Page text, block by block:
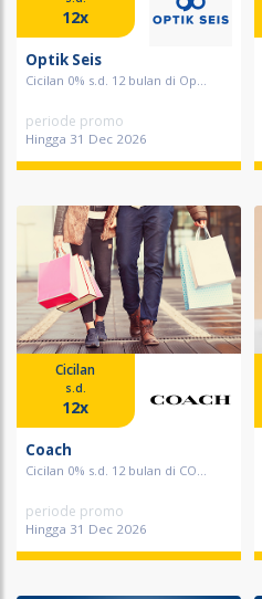
12x
Optik Seis
Cicilan 0% s.d. 12 bulan di Op...
periode promo
Hingga 31 Dec 2026
Cicilan
s.d.
12x
Coach
Cicilan 0% s.d. 12 bulan di CO...
periode promo
Hingga 31 Dec 2026